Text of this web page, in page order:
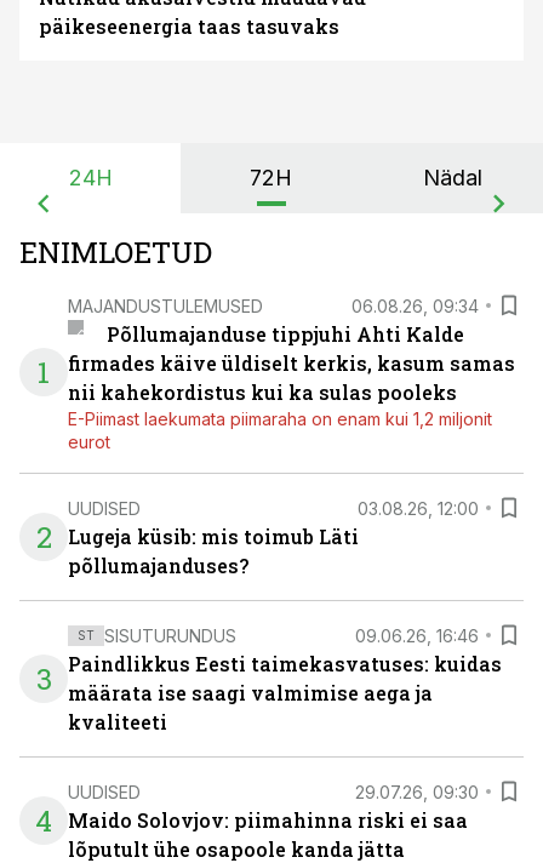
päikeseenergia taas tasuvaks
24H 72H Nädal
ENIMLOETUD
1
MAJANDUSTULEMUSED 06.08.26, 09:34
Põllumajanduse tippjuhi Ahti Kalde
firmades käive üldiselt kerkis, kasum samas
nii kahekordistus kui ka sulas pooleks
E-Piimast laekumata piimaraha on enam kui 1,2 miljonit
eurot
2
UUDISED 03.08.26, 12:00
Lugeja küsib: mis toimub Läti
põllumajanduses?
3
ST SISUTURUNDUS 09.06.26, 16:46
Paindlikkus Eesti taimekasvatuses: kuidas
määrata ise saagi valmimise aega ja
kvaliteeti
4
UUDISED 29.07.26, 09:30
Maido Solovjov: piimahinna riski ei saa
lõputult ühe osapoole kanda jätta